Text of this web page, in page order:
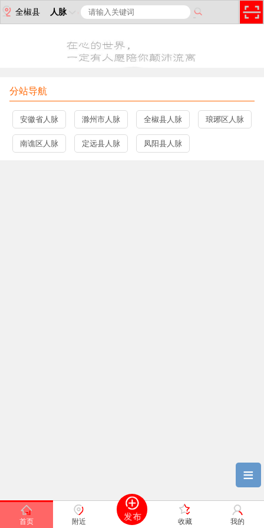
全椒县 人脉
首页 附近 收藏 我的
分站导航
≡
安徽省人脉 滁州市人脉 全椒县人脉 琅琊区人脉
南谯区人脉 定远县人脉 凤阳县人脉